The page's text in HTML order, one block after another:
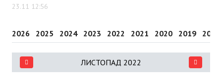
23.11 12:56
2026 2025 2024 2023 2022 2021 2020 2019 2018
ЛИСТОПАД 2022